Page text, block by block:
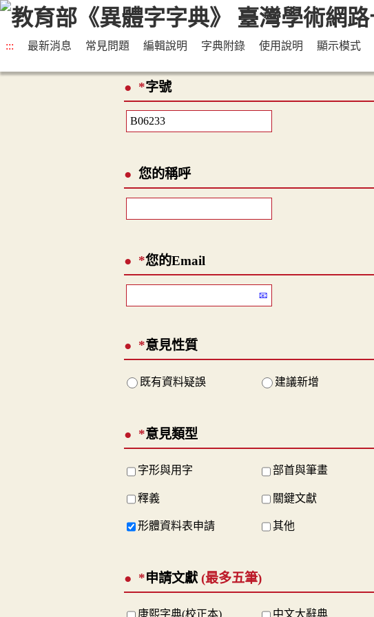
::: 最新消息 常見問題 編輯說明 字典附錄 使用說明 顯示模式
*字號
您的稱呼
*您的Email
*意見性質
既有資料疑誤 建議新增
*意見類型
字形與用字 部首與筆畫
釋義 關鍵文獻
形體資料表申請 其他
*申請文獻 (最多五筆)
康熙字典(校正本) 中文大辭典